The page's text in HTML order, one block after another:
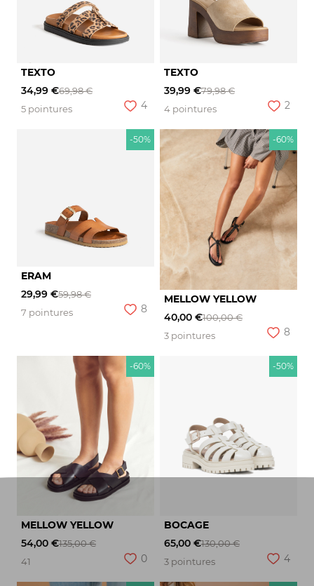
TEXTO
34,99 €69,98 €
5 pointures
4
TEXTO
39,99 €79,98 €
4 pointures
2
-50%
ERAM
29,99 €59,98 €
7 pointures
8
-60%
MELLOW YELLOW
40,00 €100,00 €
3 pointures
8
-60%
MELLOW YELLOW
54,00 €135,00 €
41
0
-50%
BOCAGE
65,00 €130,00 €
3 pointures
4